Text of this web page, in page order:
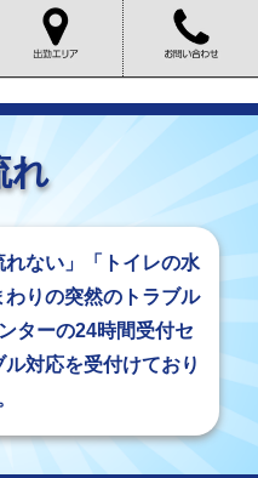
れ
れない」「トイレの水
りの突然のトラブル
ターの24時間受付セ
対応を受付けており